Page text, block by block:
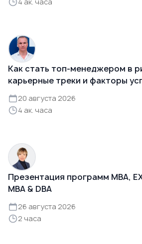
Как стать топ-менеджером в
карьерные треки и факторы
20 августа 2026
4 ак. часа
Презентация программ MBA,
MBA & DBA
26 августа 2026
2 часа